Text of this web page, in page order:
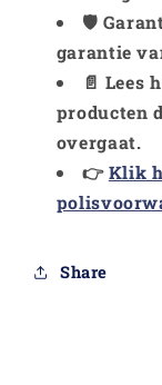
🛡️
garantie
📄 Lees
producten
overgaat.
👉 Klik
Share